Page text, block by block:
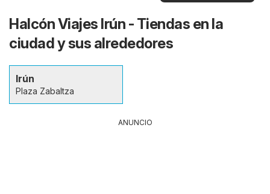
Halcón Viajes Irún - Tiendas en la
ciudad y sus alrededores
Irún
Plaza Zabaltza
ANUNCIO